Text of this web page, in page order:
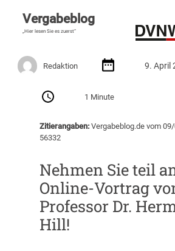
Vergabeblog
„Hier lesen Sie es zuerst“
Redaktion 9. April
1 Minute
Zitierangaben:Vergabeblog.de vom
56332
Nehmen Sie teil
Online-Vortrag
Professor Dr.
Hill!